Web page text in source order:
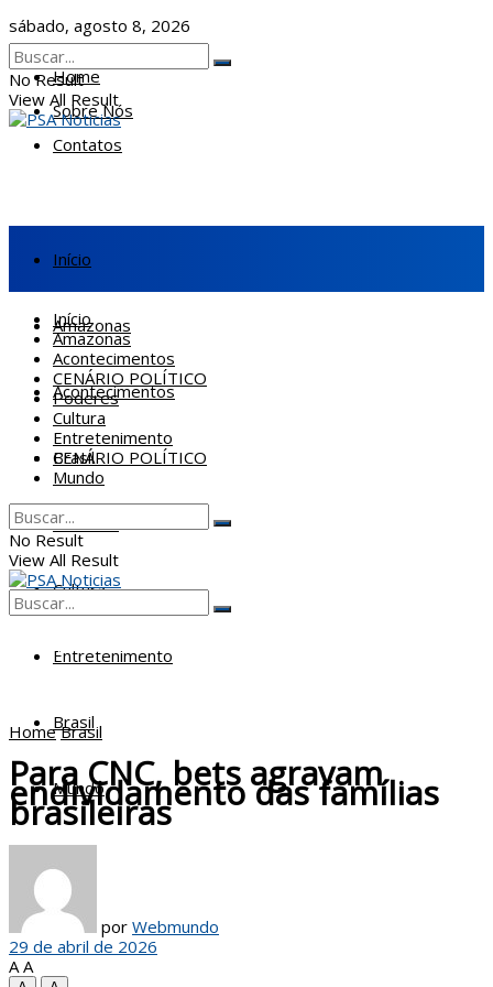
sábado, agosto 8, 2026
Home
Sobre Nós
Contatos
No Result
View All Result
Início
Amazonas
Acontecimentos
CENÁRIO POLÍTICO
Poderes
Cultura
Entretenimento
Brasil
Mundo
Início
Amazonas
Acontecimentos
CENÁRIO POLÍTICO
Poderes
Cultura
Entretenimento
Brasil
Mundo
No Result
View All Result
View All Result
Home Brasil
Para CNC, bets agravam
endividamento das famílias
brasileiras
por Webmundo
29 de abril de 2026
A A